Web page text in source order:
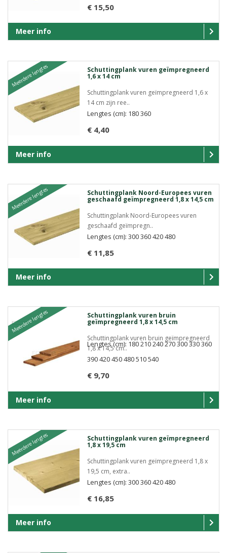
€ 15,50
Meer info
Meerdere lengtes Schuttingplank vuren geïmpregneerd
1,6 x 14 cm
Schuttingplank vuren geïmpregneerd 1,6 x
14 cm zijn ree..
€ 4,40
Lengtes (cm): 180 360
Meer info
Meerdere lengtes Schuttingplank Noord-Europees vuren
geschaafd geïmpregneerd 1,8 x 14,5 cm
Schuttingplank Noord-Europees vuren
geschaafd geïmpregn..
€ 11,85
Lengtes (cm): 300 360 420 480
Meer info
Meerdere lengtes Schuttingplank vuren bruin
geïmpregneerd 1,8 x 14,5 cm
Schuttingplank vuren bruin geïmpregneerd
1,8 x 14,5 cm..
€ 9,70
Lengtes (cm): 180 210 240 270 300 330 360
390 420 450 480 510 540
Meer info
Meerdere lengtes Schuttingplank vuren geïmpregneerd
1,8 x 19,5 cm
Schuttingplank vuren geïmpregneerd 1,8 x
19,5 cm, extra..
€ 16,85
Lengtes (cm): 300 360 420 480
Meer info